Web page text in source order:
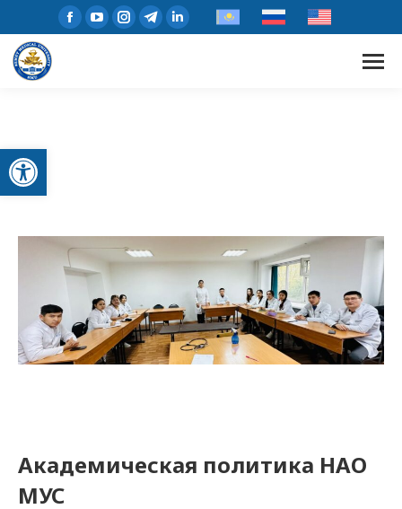
Открыть панель инструментов
Академическая политика НАО
МУС